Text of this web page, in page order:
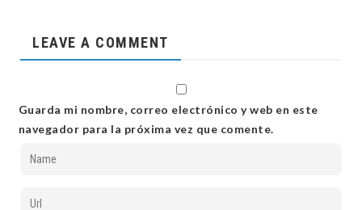
LEAVE A COMMENT
Guarda mi nombre, correo electrónico y web en este
navegador para la próxima vez que comente.